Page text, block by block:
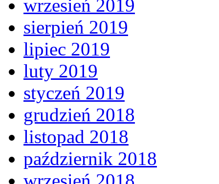
wrzesień 2019
sierpień 2019
lipiec 2019
luty 2019
styczeń 2019
grudzień 2018
listopad 2018
październik 2018